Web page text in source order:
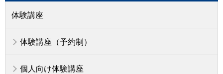
体験講座
体験講座（予約制）
個人向け体験講座